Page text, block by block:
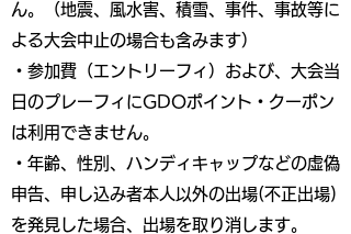
ん。（地震、風水害、積雪、事件、事故等に
よる大会中止の場合も含みます）
・参加費（エントリーフィ）および、大会当
日のプレーフィにGDOポイント・クーポン
は利用できません。
・年齢、性別、ハンディキャップなどの虚偽
申告、申し込み者本人以外の出場(不正出場)
を発見した場合、出場を取り消します。